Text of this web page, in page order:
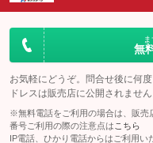
無
お気軽にどうぞ。問合せ後に何
ドレスは販売店に公開されません
※無料電話をご利用の場合は、販売
番号ご利用の際の注意点は こちら
IP電話、ひかり電話からはご利用い